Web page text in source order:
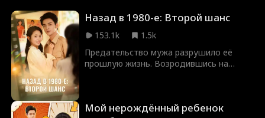
Назад в 1980-е: Второй шанс
153.1k
1.5k
Предательство мужа разрушило её
прошлую жизнь. Возродившись на
Мой нерождённый ребенок